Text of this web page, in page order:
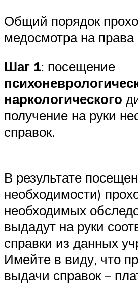
Общий порядок
медосмотра на
Шаг 1: посещение
наркологического
получение на руки
справок.
В результате
необходимости)
необходимых
выдадут на руки
справки из данных
Имейте в виду, что
выдачи справок –